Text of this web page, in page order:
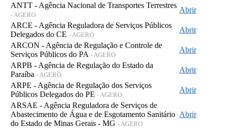
ANTT - Agência Nacional de Transportes Terrestres
- AGERO
Abrir
ARCE - Agência Reguladora de Serviços Públicos
Delegados do CE - AGERO
Abrir
ARCON - Agência de Regulação e Controle de
Serviços Públicos do PA - AGERO
Abrir
ARPB - Agência de Regulação do Estado da
Paraíba - AGERO
Abrir
ARPE - Agência de Regulação dos Serviços
Públicos Delegados do PE - AGERO
Abrir
ARSAE - Agência Reguladora de Serviços de
Abastecimento de Água e de Esgotamento Sanitário
do Estado de Minas Gerais - MG - AGERO
Abrir